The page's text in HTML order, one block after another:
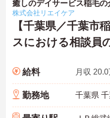
癒しのデイサービス稲毛の
株式会社リエイケア
【千葉県／千葉市
スにおける相談員
給料
勤務地